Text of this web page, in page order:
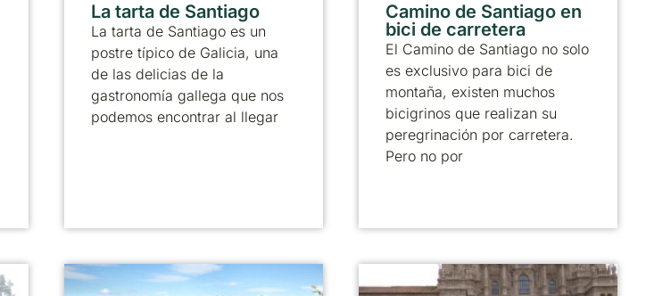
La tarta de Santiago
La tarta de Santiago es un
postre típico de Galicia, una
de las delicias de la
gastronomía gallega que nos
podemos encontrar al llegar
Camino de Santiago en
bici de carretera
El Camino de Santiago no solo
es exclusivo para bici de
montaña, existen muchos
bicigrinos que realizan su
peregrinación por carretera.
Pero no por